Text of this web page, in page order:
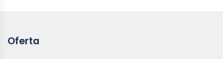
Oferta